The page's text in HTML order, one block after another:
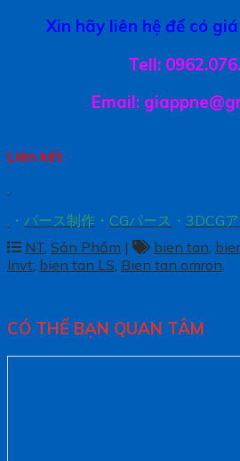
Xin hãy liên hệ để có
Tell:
Email:
Liên kết
.
. ・ パース制作 ・ CGパース ・ 3DCG
NT, Sản Phẩm | bien tan,
Invt, bien tan LS, Bien tan omron.
CÓ THỂ BẠN QUAN TÂM